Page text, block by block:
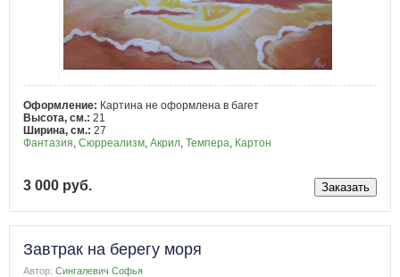
Оформление: Картина не оформлена в багет
Высота, см.: 21
Ширина, см.: 27
Фантазия, Сюрреализм, Акрил, Темпера, Картон
3 000 руб.
Завтрак на берегу моря
Автор: Сингалевич Софья